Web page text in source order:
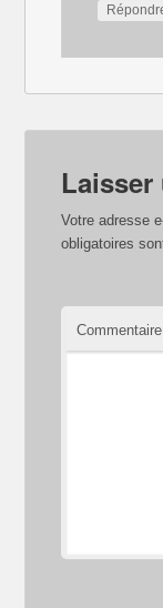
Votre adresse
obligatoires